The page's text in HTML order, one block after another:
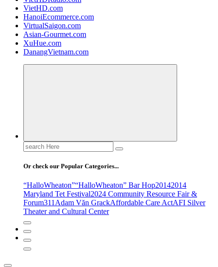
VietHD.com
HanoiEcommerce.com
VirtualSaigon.com
Asian-Gourmet.com
XuHue.com
DanangVietnam.com
Search
for:
Or check our Popular Categories...
“HalloWheaton”“HalloWheaton” Bar Hop20142014
Maryland Tet Festival2024 Community Resource Fair &
Forum311 Adam Văn GrackAffordable Care ActAFI Silver
Theater and Cultural Center